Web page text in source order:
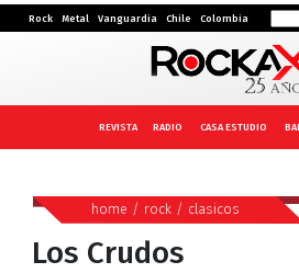
Rock Metal Vanguardia Chile Colombia
REVISTA RADIO CASA ESTUDIO
home / rock / clasicos
Los Crudos